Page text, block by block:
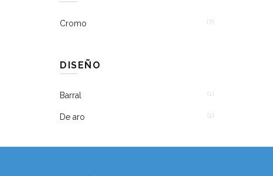
Cromo (7)
DISEÑO
Barral (1)
De aro (1)